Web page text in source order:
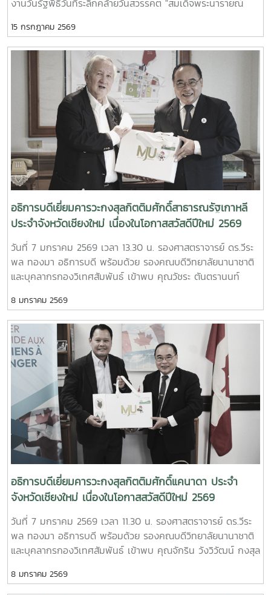
พรรษา ศูนย์ราชการจังหวัดเชียงใหม่
15 กรกฎาคม 2569
อธิการบดีเยี่ยมคารวะกงสุลกิตติมศักดิ์สาธารณรัฐเกาหลี
ประจำจังหวัดเชียงใหม่ เนื่องในโอกาสสวัสดีปีใหม่ 2569
วันที่ 7 มกราคม 2569 เวลา 13.30 น. รองศาสตราจารย์ ดร.วีระ
พล ทองมา อธิการบดี พร้อมด้วย รองคณบดีวิทยาลัยนานาชาติ
และบุคลากรกองวิเทศสัมพันธ์ เข้าพบ คุณวัชระ ตันตรานนท์
เยี่ยมคารวะเนื่องในโอกาสสวัสดีปีใหม่ 25697 January 2026,
Associate Professor Dr. Weerapon Thongma, President
of Maejo University, together with Associate Dean of
International College, and the International Affairs
Officers, Maejo University visited the Republic of Korea
Honorary Consulate in Chiang Mai to greet Honorary
Consul Vatchara Tantranont on the occasion on New
Year Festival 2026.
8 มกราคม 2569
อธิการบดีเยี่ยมคารวะกงสุลกิตติมศักดิ์แคนาดา ประจำ
จังหวัดเชียงใหม่ เนื่องในโอกาสสวัสดีปีใหม่ 2569
วันที่ 7 มกราคม 2569 เวลา 11.30 น. รองศาสตราจารย์ ดร.วีระ
พล ทองมา อธิการบดี พร้อมด้วย รองคณบดีวิทยาลัยนานาชาติ
และบุคลากรกองวิเทศสัมพันธ์ เข้าพบ คุณจักริน วังวิวัฒน์ กงสุล
ในโอกาสสวัสดีปีใหม่ 2569 พร้อมกันนี้ ได้มีการหารือความร่วมมือ
8 มกราคม 2569